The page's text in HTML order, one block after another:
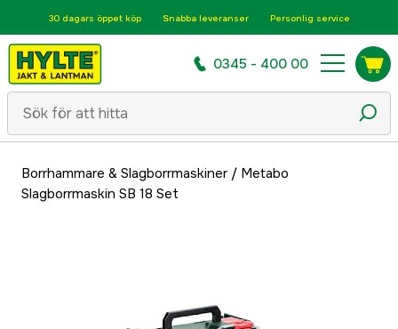
30 dagars öppet köp Snabba leveranser Personlig service
0345 - 400 00
Borrhammare & Slagborrmaskiner/ Metabo
Slagborrmaskin SB 18 Set